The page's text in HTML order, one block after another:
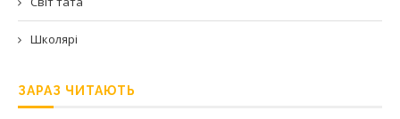
Школярі
ЗАРАЗ ЧИТАЮТЬ